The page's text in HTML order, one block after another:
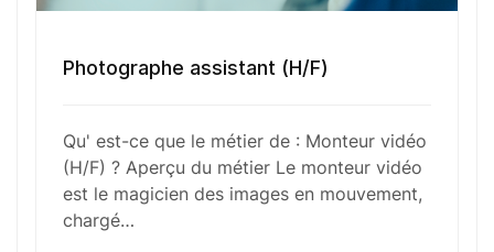
Fonctions Principales
Compétences Requises
Outils et Technologies ️
Photographe assistant (H/F)
Qu' est-ce que le métier de : Monteur vidéo
(H/F) ? Aperçu du métier Le monteur vidéo
est le magicien des images en mouvement,
chargé…